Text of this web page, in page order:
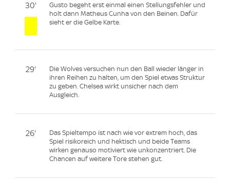
30'
Gusto begeht erst einmal einen Stellungsfehler und
holt dann Matheus Cunha von den Beinen. Dafür
sieht er die Gelbe Karte.
29'
Die Wolves versuchen nun den Ball wieder länger in
ihren Reihen zu halten, um den Spiel etwas Struktur
zu geben. Chelsea wirkt unsicher nach dem
Ausgleich.
26'
Das Spieltempo ist nach wie vor extrem hoch, das
Spiel risikoreich und hektisch und beide Teams
wirken genauso motiviert wie unkonzentriert. Die
Chancen auf weitere Tore stehen gut.